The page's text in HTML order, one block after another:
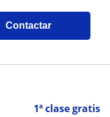
Contactar
1ª clase gratis